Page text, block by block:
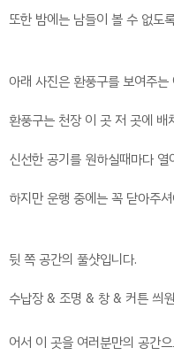
또한 밤에는 남들이 볼 수 없도
아래 사진은 환풍구를 보여주는
환풍구는 천장 이 곳 저 곳에 배
신선한 공기를 원하실때마다 열
하지만 운행 중에는 꼭 닫아주
뒷 쪽 공간의 풀샷입니다.
수납장 & 조명 & 창 & 커튼 씌
어서 이 곳을 여러분만의 공간